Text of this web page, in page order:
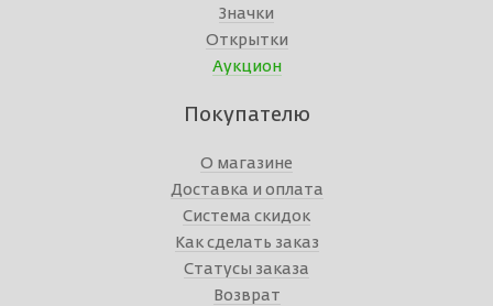
Значки
Открытки
Аукцион
Покупателю
О магазине
Доставка и оплата
Система скидок
Как сделать заказ
Статусы заказа
Возврат